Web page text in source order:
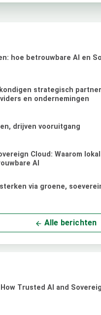
hoe betrouwbare AI en
strategisch
en ondernemingen
drijven vooruitgang
Cloud: Waarom
AI
via groene,
Alle berichten
Trusted AI and